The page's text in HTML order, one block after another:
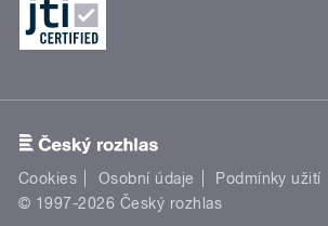
Cookies Osobní údaje Podmínky užití
© 1997-2026 Český rozhlas